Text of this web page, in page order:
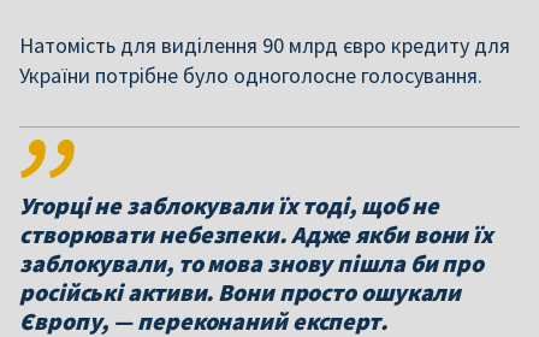
Натомість для виділення 90 млрд євро кредиту для
України потрібне було одноголосне голосування.
Угорці не заблокували їх тоді, щоб не
створювати небезпеки. Адже якби вони їх
заблокували, то мова знову пішла би про
російські активи. Вони просто ошукали
Європу, — переконаний експерт.